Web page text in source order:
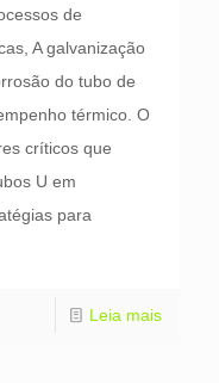
de
A galvanização
do tubo de
térmico. O
críticos que
U em
para
Leia mais